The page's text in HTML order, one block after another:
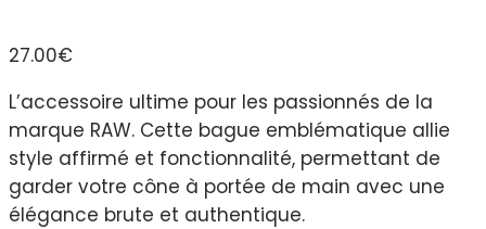
27.00€
L’accessoire ultime pour les passionnés de la
marque RAW. Cette bague emblématique allie
style affirmé et fonctionnalité, permettant de
garder votre cône à portée de main avec une
élégance brute et authentique.